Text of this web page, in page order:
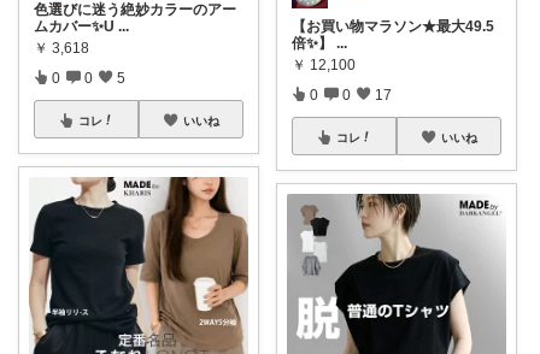
色選びに迷う絶妙カラーのアー
ムカバー✨️U ...
￥ 3,618
0 0 5
コレ いいね
【お買い物マラソン★最大49.5
倍✨】 ...
￥ 12,100
0 0 17
コレ いいね